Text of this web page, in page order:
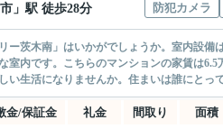
」駅 徒歩28分
防犯カメラ
茨木南」はいかがでしょうか。室内設備
内です。こちらのマンションの家賃は6.5
生活になりませんか。住まいは誰にとっ
金/保証金 礼金 間取り 面積